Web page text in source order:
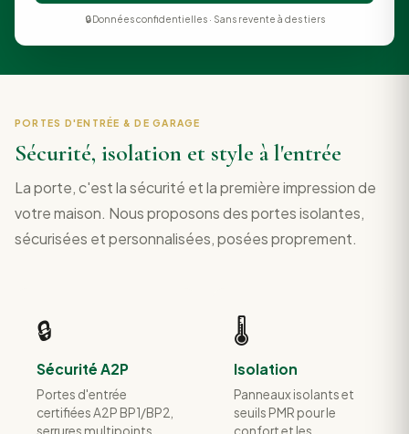
🔒 Données confidentielles · Sans revente à des tiers
PORTES D'ENTRÉE & DE GARAGE
Sécurité, isolation et style à l'entrée
La porte, c'est la sécurité et la première impression de
votre maison. Nous proposons des portes isolantes,
sécurisées et personnalisées, posées proprement.
🔒
Sécurité A2P
Portes d'entrée
certifiées A2P BP1/BP2,
serrures multipoints,
🌡️
Isolation
Panneaux isolants et
seuils PMR pour le
confort et les